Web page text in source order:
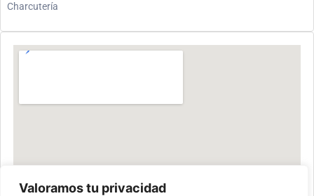
Valoramos tu privacidad
Charcutería